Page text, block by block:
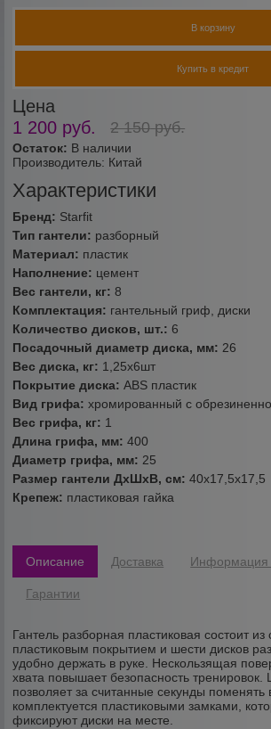
Остаток: В наличии
Производитель: Китай
Характеристики
Бренд: Starfit
Тип гантели: разборный
Материал: пластик
Наполнение: цемент
Вес гантели, кг:8
Комплектация: гантельный гриф, диски
Количество дисков, шт.:6
Посадочный диаметр диска, мм: 26
Вес диска, кг: 1,25х6шт
Покрытие диска:ABS пластик
Вид грифа:хромированный с
Вес грифа, кг: 1
Длина грифа, мм:400
Диаметр грифа, мм: 25
Размер гантели ДхШхВ, см:40х17,5х17,5
Крепеж: пластиковая гайка
Цена
2 150 руб.
1 200 руб.
В корзину
Купить в кредит
Описание Доставка Информация
Гарантии
Гантель разборная пластиковаясостоит из
пластиковым покрытием и шести дисков
удобно держать в руке. Нескользящая
хвата повышает безопасность
позволяет за считанные секунды поменять
комплектуется пластиковыми замками,
фиксируют диски на месте.